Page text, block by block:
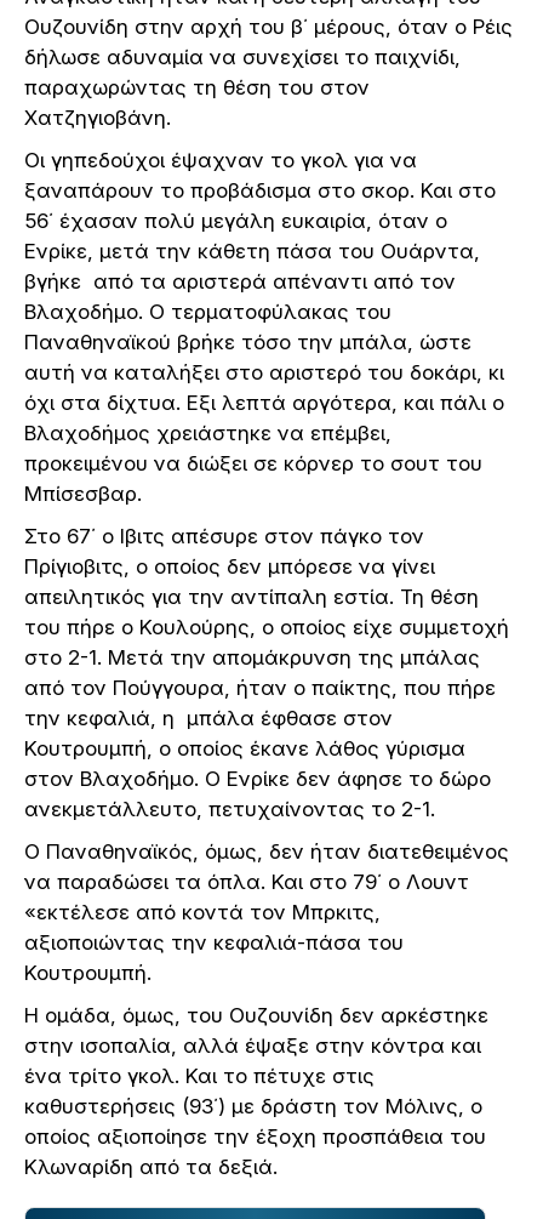
Ουζουνίδη στην αρχή του β΄ μέρους, όταν ο Ρέις
δήλωσε αδυναμία να συνεχίσει το παιχνίδι,
παραχωρώντας τη θέση του στον
Χατζηγιοβάνη.
Οι γηπεδούχοι έψαχναν το γκολ για να
ξαναπάρουν το προβάδισμα στο σκορ. Και στο
56΄ έχασαν πολύ μεγάλη ευκαιρία, όταν ο
Ενρίκε, μετά την κάθετη πάσα του Ουάρντα,
βγήκε από τα αριστερά απέναντι από τον
Βλαχοδήμο. Ο τερματοφύλακας του
Παναθηναϊκού βρήκε τόσο την μπάλα, ώστε
αυτή να καταλήξει στο αριστερό του δοκάρι, κι
όχι στα δίχτυα. Εξι λεπτά αργότερα, και πάλι ο
Βλαχοδήμος χρειάστηκε να επέμβει,
προκειμένου να διώξει σε κόρνερ το σουτ του
Μπίσεσβαρ.
Στο 67΄ ο Ιβιτς απέσυρε στον πάγκο τον
Πρίγιοβιτς, ο οποίος δεν μπόρεσε να γίνει
απειλητικός για την αντίπαλη εστία. Τη θέση
του πήρε ο Κουλούρης, ο οποίος είχε συμμετοχή
στο 2-1. Μετά την απομάκρυνση της μπάλας
από τον Πούγγουρα, ήταν ο παίκτης, που πήρε
την κεφαλιά, η μπάλα έφθασε στον
Κουτρουμπή, ο οποίος έκανε λάθος γύρισμα
στον Βλαχοδήμο. Ο Ενρίκε δεν άφησε το δώρο
ανεκμετάλλευτο, πετυχαίνοντας το 2-1.
Ο Παναθηναϊκός, όμως, δεν ήταν διατεθειμένος
να παραδώσει τα όπλα. Και στο 79΄ ο Λουντ
«εκτέλεσε από κοντά τον Μπρκιτς,
αξιοποιώντας την κεφαλιά-πάσα του
Κουτρουμπή.
Η ομάδα, όμως, του Ουζουνίδη δεν αρκέστηκε
στην ισοπαλία, αλλά έψαξε στην κόντρα και
ένα τρίτο γκολ. Και το πέτυχε στις
καθυστερήσεις (93΄) με δράστη τον Μόλινς, ο
οποίος αξιοποίησε την έξοχη προσπάθεια του
Κλωναρίδη από τα δεξιά.